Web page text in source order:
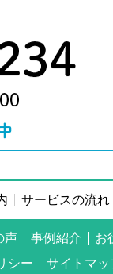
サービスの流れ
声 事例紹介 お
シー サイトマッ